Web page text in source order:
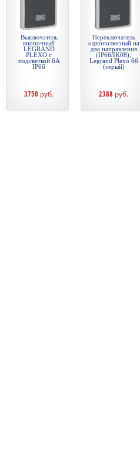
Выключатель
кнопочный
LEGRAND
PLEXO с
подсветкой 6А
IP66
3750 руб.
Переключатель
однополюсный на
два направления
(IP66/IK08),
Legrand Plexo 66
(серый)
2388 руб.